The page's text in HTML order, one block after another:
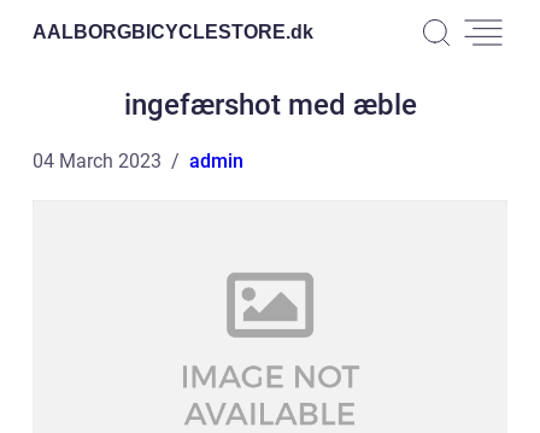
AALBORGBICYCLESTORE.dk
ingefærshot med æble
04 March 2023 admin